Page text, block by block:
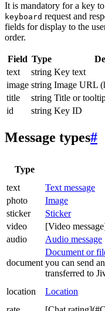
It is mandatory for a key
keyboard request and
fields for display to the
order.
Field Type
text
string Key text
image string Image URL
title
string Title or
id
string Key ID
Message types#
Type
text
Text message
photo
Image
sticker
Sticker
video
[Video
audio
Audio message
document
Document or
you can send
transferred to
location Location